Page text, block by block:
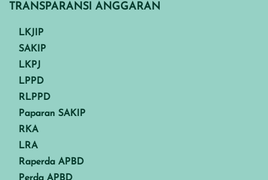
TRANSPARANSI ANGGARAN
LKJIP
SAKIP
LKPJ
LPPD
RLPPD
Paparan SAKIP
RKA
LRA
Raperda APBD